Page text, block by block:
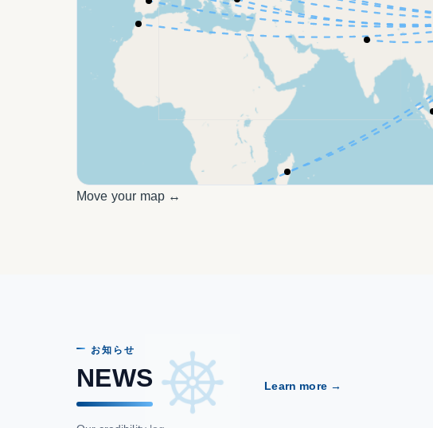
Move your map ↔
お知らせ
NEWS Learn more →